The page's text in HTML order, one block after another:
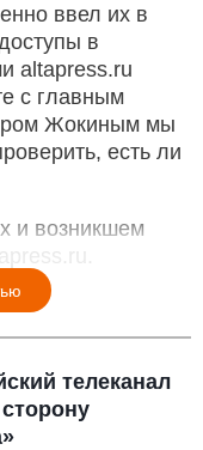
ввел их в
в
altapress.ru
с главным
Жокиным мы
есть ли
и возникшем
телеканал